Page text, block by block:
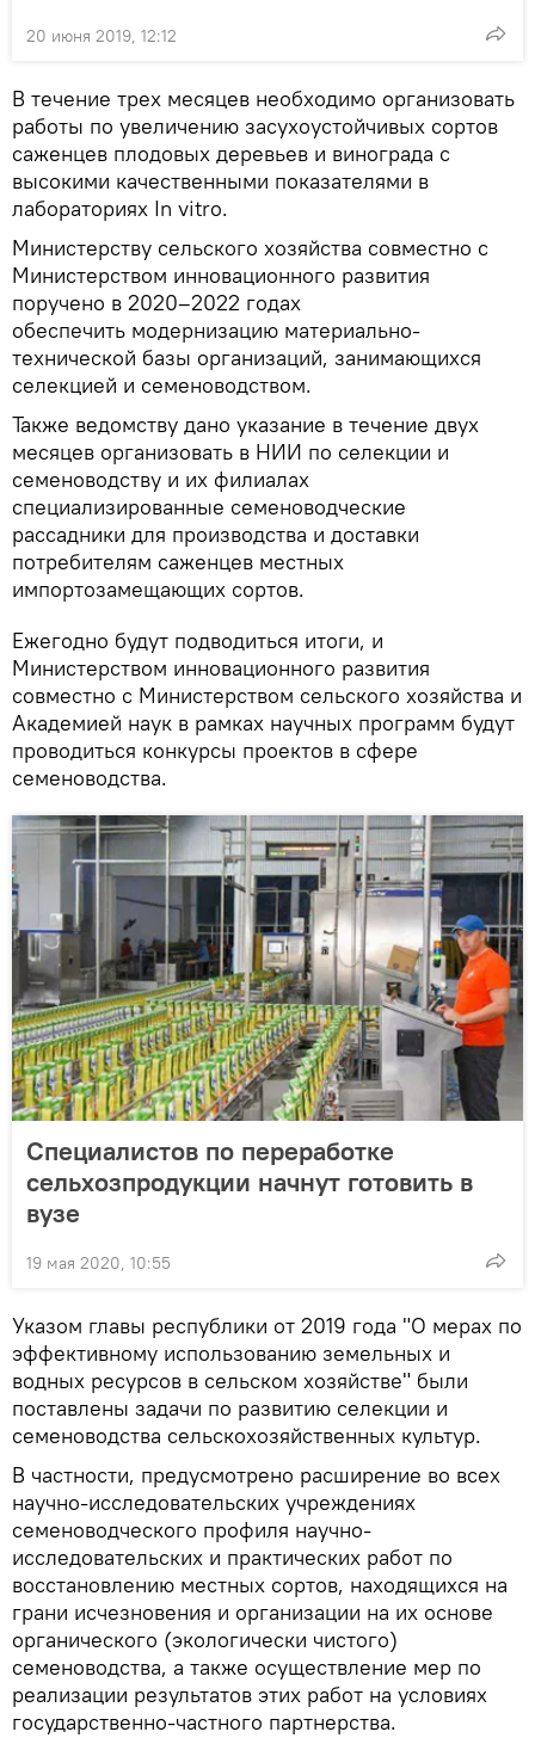
20 июня 2019, 12:12
В течение трех месяцев необходимо организовать
работы по увеличению засухоустойчивых сортов
саженцев плодовых деревьев и винограда с
высокими качественными показателями в
лабораториях In vitro.
Министерству сельского хозяйства совместно с
Министерством инновационного развития
поручено в 2020–2022 годах
обеспечить модернизацию материально-
технической базы организаций, занимающихся
селекцией и семеноводством.
Также ведомству дано указание в течение двух
месяцев организовать в НИИ по селекции и
семеноводству и их филиалах
специализированные семеноводческие
рассадники для производства и доставки
потребителям саженцев местных
импортозамещающих сортов.
Ежегодно будут подводиться итоги, и
Министерством инновационного развития
совместно с Министерством сельского хозяйства и
Академией наук в рамках научных программ будут
проводиться конкурсы проектов в сфере
семеноводства.
Специалистов по переработке
сельхозпродукции начнут готовить в
вузе
19 мая 2020, 10:55
Указом главы республики от 2019 года "О мерах по
эффективному использованию земельных и
водных ресурсов в сельском хозяйстве" были
поставлены задачи по развитию селекции и
семеноводства сельскохозяйственных культур.
В частности, предусмотрено расширение во всех
научно-исследовательских учреждениях
семеноводческого профиля научно-
исследовательских и практических работ по
восстановлению местных сортов, находящихся на
грани исчезновения и организации на их основе
органического (экологически чистого)
семеноводства, а также осуществление мер по
реализации результатов этих работ на условиях
государственно-частного партнерства.